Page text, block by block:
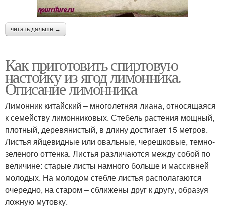
читать дальше →
Как приготовить спиртовую
настойку из ягод лимонника.
Описание лимонника
Лимонник китайский – многолетняя лиана, относящаяся
к семейству лимонниковых. Стебель растения мощный,
плотный, деревянистый, в длину достигает 15 метров.
Листья яйцевидные или овальные, черешковые, темно-
зеленого оттенка. Листья различаются между собой по
величине: старые листы намного больше и массивней
молодых. На молодом стебле листья располагаются
очередно, на старом – сближены друг к другу, образуя
ложную мутовку.